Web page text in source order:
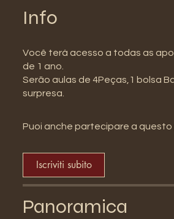
Info
Você terá acesso a todas as
de 1 ano.
Serão aulas de 4Peças,1 bolsa
surpresa.
Puoi anche partecipare a
Iscriviti subito
Panoramica